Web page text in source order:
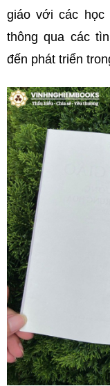
giáo với các học
thông qua các
đến phát triển